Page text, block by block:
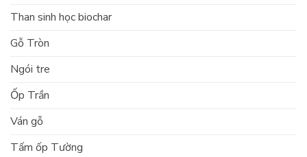
Than sinh học biochar
Gỗ Tròn
Ngói tre
Ốp Trần
Ván gỗ
Tấm ốp Tường